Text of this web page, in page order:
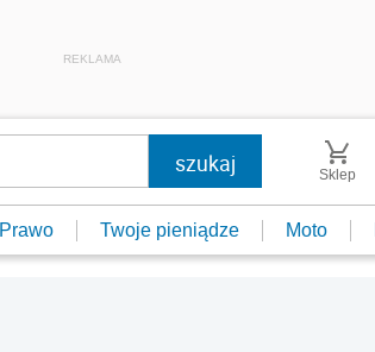
REKLAMA
Sklep
Prawo Twoje pieniądze Moto